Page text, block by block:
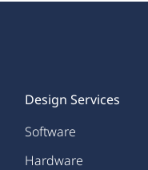
Design Services
Software
Hardware